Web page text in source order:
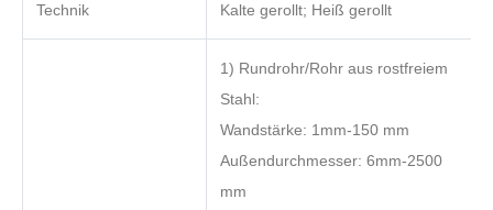
Technik Kalte gerollt; Heiß gerollt
1) Rundrohr/Rohr aus rostfreiem
Stahl:
Wandstärke: 1mm-150 mm
Außendurchmesser: 6mm-2500
mm